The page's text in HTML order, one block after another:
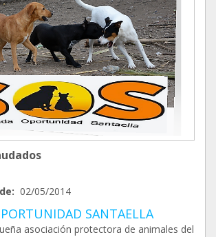
02/05/2014
SANTAELLA
asociación protectora de animales del